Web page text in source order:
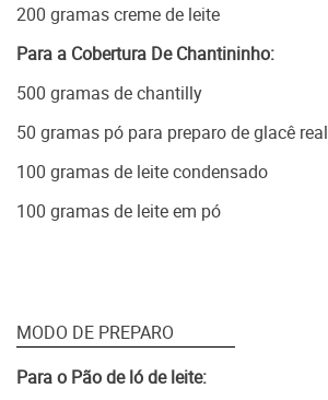
200 gramas creme de leite
Para a Cobertura De Chantininho:
500 gramas de chantilly
50 gramas pó para preparo de glacê real
100 gramas de leite condensado
100 gramas de leite em pó
MODO DE PREPARO
Para o Pão de ló de leite: